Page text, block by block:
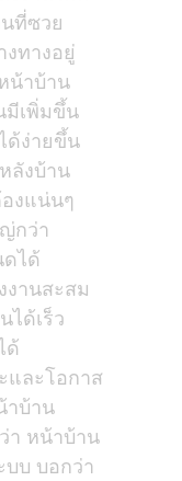
ที่ซวย
ทางอยู่
น้าบ้าน
มีเพิ่มขึ้น
ด้ง่ายขึ้น
ลังบ้าน
งแน่นๆ
กว่า
ดได้
งานสะสม
ได้เร็ว
ด้
และโอกาส
าบ้าน
า หน้าบ้าน
บบ บอกว่า